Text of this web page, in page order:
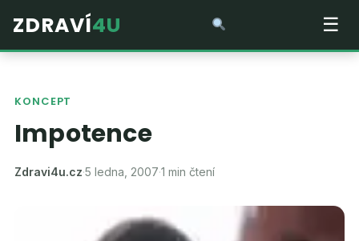
ZDRAVÍ4U ☰
KONCEPT
Impotence
Zdravi4u.cz·5 ledna, 2007·1 min čtení